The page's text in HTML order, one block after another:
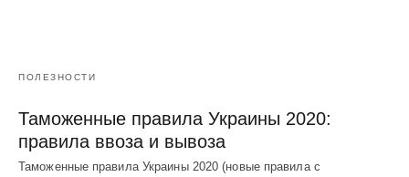
ПОЛЕЗНОСТИ
Таможенные правила Украины 2020:
правила ввоза и вывоза
Таможенные правила Украины 2020 (новые правила с